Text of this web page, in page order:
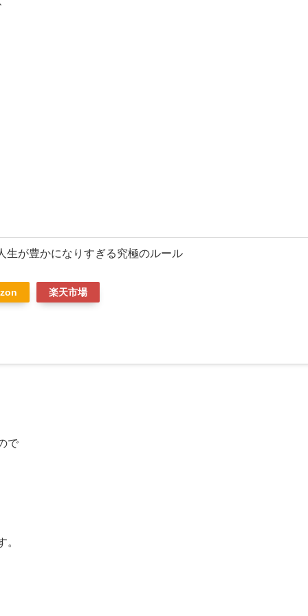
が豊かになりすぎる究極のルール
楽天市場
で
。